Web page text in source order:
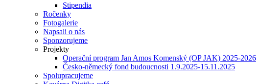
Stipendia
Ročenky
Fotogalerie
Napsali o nás
Sponzorujeme
Projekty
Operační program Jan Amos Komenský (OP JAK) 2025-2026
Česko-německý fond budoucnosti 1.9.2025-15.11.2025
Spolupracujeme